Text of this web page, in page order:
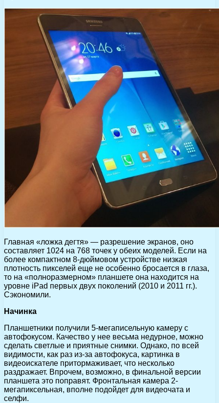
Главная «ложка дегтя» — разрешение экранов, оно
составляет 1024 на 768 точек у обеих моделей. Если на
более компактном 8-дюймовом устройстве низкая
плотность пикселей еще не особенно бросается в глаза,
то на «полноразмерном» планшете она находится на
уровне iPad первых двух поколений (2010 и 2011 гг.).
Сэкономили.
Начинка
Планшетники получили 5-мегаписельную камеру с
автофокусом. Качество у нее весьма недурное, можно
сделать светлые и приятные снимки. Однако, по всей
видимости, как раз из-за автофокуса, картинка в
видеоискателе притормаживает, что несколько
раздражает. Впрочем, возможно, в финальной версии
планшета это поправят. Фронтальная камера 2-
мегапиксельная, вполне подойдет для видеочата и
селфи.